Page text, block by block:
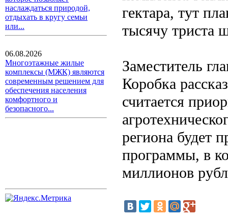
наслаждаться природой,
отдыхать в кругу семьи
или...
06.08.2026
Многоэтажные жилые
комплексы (МЖК) являются
современным решением для
обеспечения населения
комфортного и
безопасного...
гектара, тут
тысячу триста
Заместитель
Коробка
считается
региона будет
программы, в
миллионов